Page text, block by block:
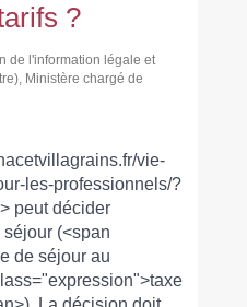
?
de l'information légale et
Ministère chargé de
vie-
les-professionnels/?
peut décider
(<span
de séjour au